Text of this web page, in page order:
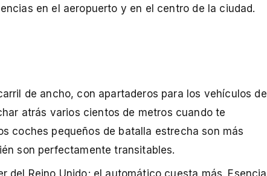
en el aeropuerto y en el centro de la ciudad.
de ancho, con apartaderos para los vehículos de
atrás varios cientos de metros cuando te
coches pequeños de batalla estrecha son más
son perfectamente transitables.